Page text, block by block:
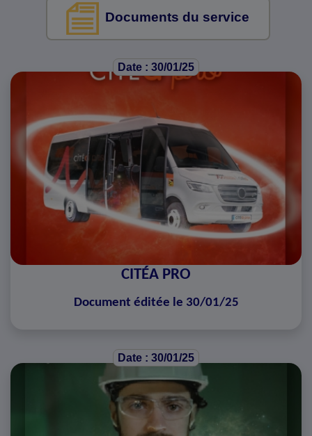
Documents du service
Date : 30/01/25
CITÉA PRO
Document éditée le 30/01/25
Date : 30/01/25